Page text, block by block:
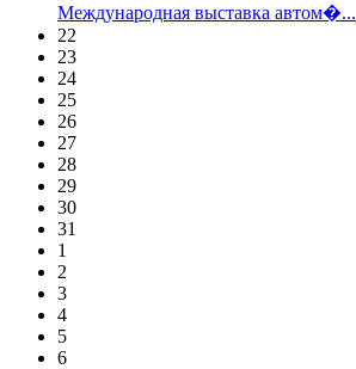
Международная выставка автом�...
22
23
24
25
26
27
28
29
30
31
1
2
3
4
5
6